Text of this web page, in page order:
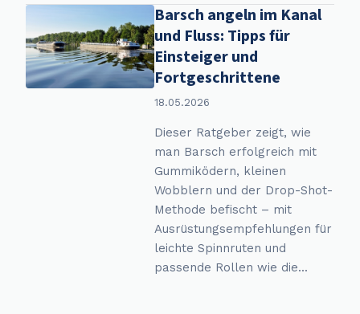
Barsch angeln im Kanal
und Fluss: Tipps für
Einsteiger und
Fortgeschrittene
18.05.2026
Dieser Ratgeber zeigt, wie
man Barsch erfolgreich mit
Gummiködern, kleinen
Wobblern und der Drop-Shot-
Methode befischt – mit
Ausrüstungsempfehlungen für
leichte Spinnruten und
passende Rollen wie die...